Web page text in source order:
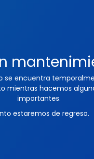
se encuentra
mientras hacemos
importantes.
estaremos de regreso.